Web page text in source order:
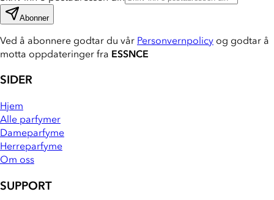
Abonner
Ved å abonnere godtar du vår Personvernpolicy og godtar å
motta oppdateringer fra ESSNCE
SIDER
Hjem
Alle parfymer
Dameparfyme
Herreparfyme
Om oss
SUPPORT